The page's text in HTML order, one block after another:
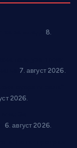
8.
7. август 2026.
2026.
6. август 2026.